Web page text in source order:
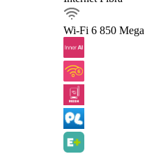
Wi-Fi 6 850 Mega